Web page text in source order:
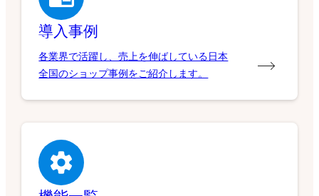
導入事例
各業界で活躍し、売上を伸ばしている日本
全国のショップ事例をご紹介します。